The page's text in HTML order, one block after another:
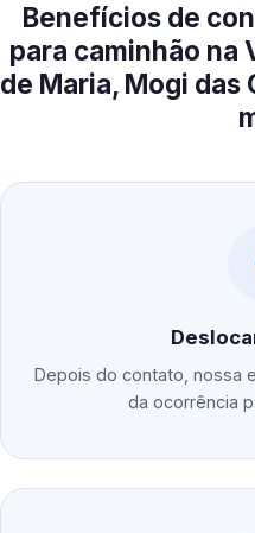
Benefícios de
para caminhão na
de Maria, Mogi das
Depois do contato, nossa
da ocorrência